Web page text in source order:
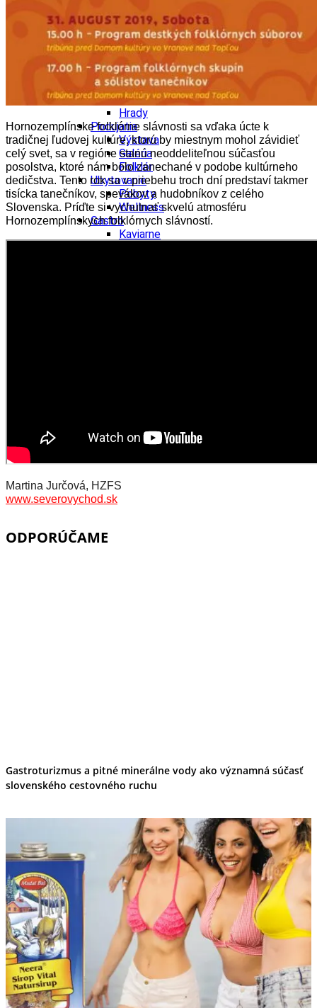
Školstvo
Ekonomika obchod a doprava
Prešovský kraj
Tipy
Výlet
Turistika
Cyklistika
Hrady
Podujatia
Výstava
Galéria
Folklór
Ubytovanie
Pobyty
Wellness
Gastro
Kaviarne
Hornozemplínske folklórne slávnosti sa vďaka úcte k
tradičnej ľudovej kultúre, ktorú by miestnym mohol závidieť
celý svet, sa v regióne stanú neoddeliteľnou súčasťou
posolstva, ktoré nám bolo zanechané v podobe kultúrneho
dedičstva. Tento rok sa v priebehu troch dní predstaví takmer
tisícka tanečníkov, spevákov a hudobníkov z celého
Slovenska. Príďte si vychutnať skvelú atmosféru
Hornozemplínskych folklórnych slávností.
Martina Jurčová, HZFS
www.severovychod.sk
ODPORÚČAME
Gastroturizmus a pitné minerálne vody ako významná súčasť
slovenského cestovného ruchu